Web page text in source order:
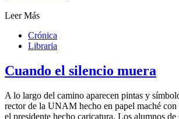
Leer Más
Crónica
Libraria
Cuando el silencio muera
A lo largo del camino aparecen pintas y
rector de la UNAM hecho en papel maché con
el presidente hecho caricatura. Los alumnos